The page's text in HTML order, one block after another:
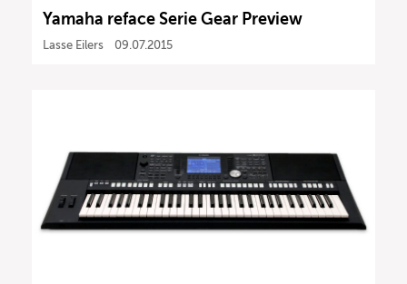
Yamaha reface Serie Gear Preview
Lasse Eilers 09.07.2015